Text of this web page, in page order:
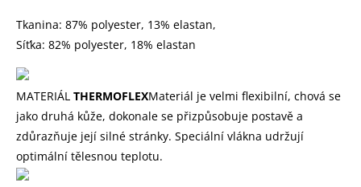
Tkanina: 87% polyester, 13% elastan,
Síťka: 82% polyester, 18% elastan
MATERIÁL THERMOFLEXMateriál je velmi flexibilní, chová se
jako druhá kůže, dokonale se přizpůsobuje postavě a
zdůrazňuje její silné stránky. Speciální vlákna udržují
optimální tělesnou teplotu.